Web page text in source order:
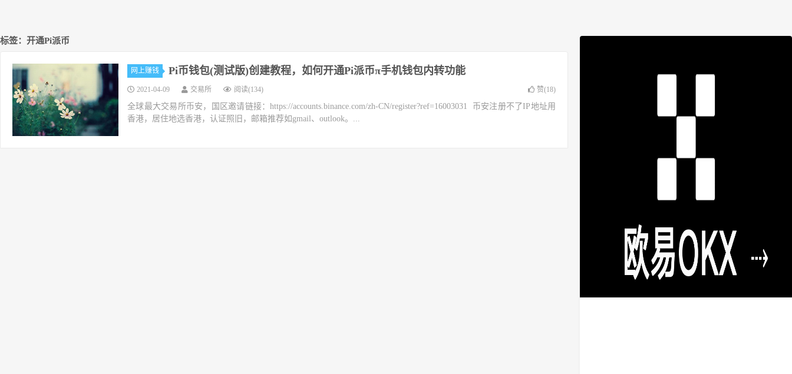
标签：开通Pi派币
网上赚钱 Pi币钱包(测试版)创建教程，如何开通Pi派币π手机钱包内转功能
2021-04-09 交易所 阅读(134) 赞(18)
全球最大交易所币安，国区邀请链接：https://accounts.binance.com/zh-CN/register?ref=16003031 币安注册不了IP地址用
香港，居住地选香港，认证照旧，邮箱推荐如gmail、outlook。...